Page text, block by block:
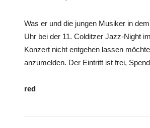
Was er und die jungen Musiker in
Uhr bei der 11. Colditzer Jazz-Night
Konzert nicht entgehen lassen
anzumelden. Der Eintritt ist frei,
red